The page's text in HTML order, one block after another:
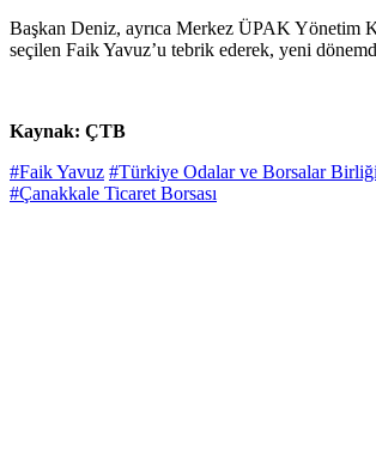
Başkan Deniz, ayrıca Merkez ÜPAK Yönetim
seçilen Faik Yavuz’u tebrik ederek, yeni
Kaynak: ÇTB
#Faik Yavuz #Türkiye Odalar ve Borsalar
#Çanakkale Ticaret Borsası